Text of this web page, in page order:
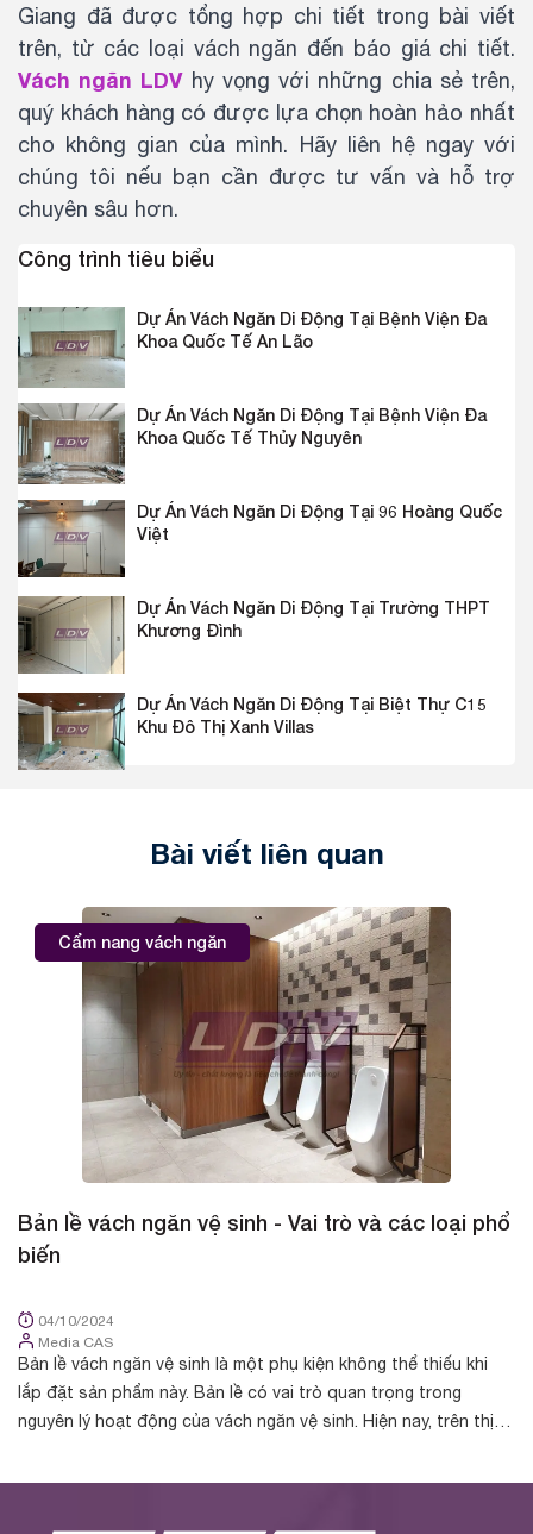
Giang đã được tổng hợp chi tiết trong bài viết
trên, từ các loại vách ngăn đến báo giá chi tiết.
Vách ngăn LDVhy vọng với những chia sẻ trên,
quý khách hàng có được lựa chọn hoàn hảo nhất
cho không gian của mình. Hãy liên hệ ngay với
chúng tôi nếu bạn cần được tư vấn và hỗ trợ
chuyên sâu hơn.
Công trình tiêu biểu
Dự Án Vách Ngăn Di Động Tại Bệnh Viện Đa
Khoa Quốc Tế An Lão
Dự Án Vách Ngăn Di Động Tại Bệnh Viện Đa
Khoa Quốc Tế Thủy Nguyên
Dự Án Vách Ngăn Di Động Tại 96 Hoàng Quốc
Việt
Dự Án Vách Ngăn Di Động Tại Trường THPT
Khương Đình
Dự Án Vách Ngăn Di Động Tại Biệt Thự C15
Khu Đô Thị Xanh Villas
Bài viết liên quan
Cẩm nang vách ngăn
Bản lề vách ngăn vệ sinh - Vai trò và các loại phổ
biến
04/10/2024
Media CAS
Bản lề vách ngăn vệ sinh là một phụ kiện không thể thiếu khi
lắp đặt sản phẩm này. Bản lề có vai trò quan trọng trong
nguyên lý hoạt động của vách ngăn vệ sinh. Hiện nay, trên thị